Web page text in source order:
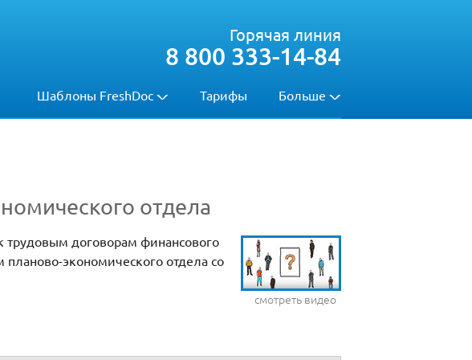
Шаблоны FreshDoc Тарифы Больше
Горячая линия
8 800 333-14-84
отдела
смотреть видео
трудовым договорам финансового
планово-экономического отдела со